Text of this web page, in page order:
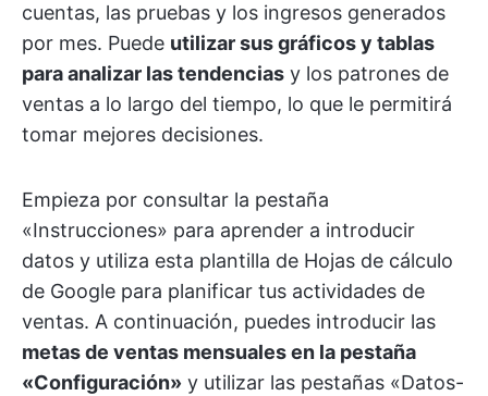
cuentas, las pruebas y los ingresos generados
por mes. Puede utilizar sus gráficos y tablas
para analizar las tendencias y los patrones de
ventas a lo largo del tiempo, lo que le permitirá
tomar mejores decisiones.
Empieza por consultar la pestaña
«Instrucciones» para aprender a introducir
datos y utiliza esta plantilla de Hojas de cálculo
de Google para planificar tus actividades de
ventas. A continuación, puedes introducir las
metas de ventas mensuales en la pestaña
«Configuración» y utilizar las pestañas «Datos-